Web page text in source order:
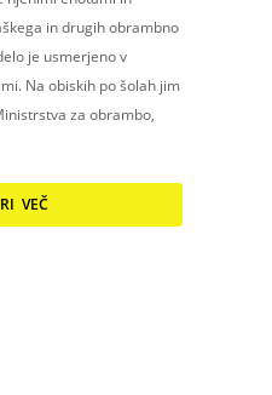
in drugih obrambno
je usmerjeno v
Na obiskih po šolah jim
za obrambo,
VEČ